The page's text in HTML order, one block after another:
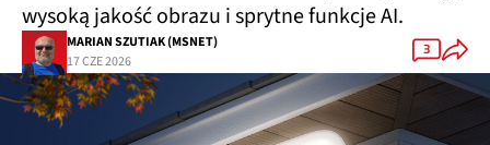
wysoką jakość obrazu i sprytne funkcje AI.
MARIAN SZUTIAK (MSNET)
17 CZE 2026
3